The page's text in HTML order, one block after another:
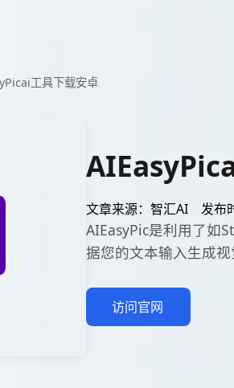
工具下载安卓
文章来源：智汇AI 发布
AIEasyPic是利用了如
据您的文本输入生成视
访问官网